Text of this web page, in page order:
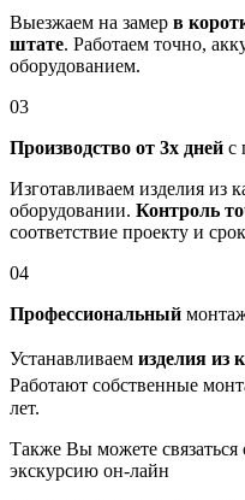
Выезжаем на замер в
штате. Работаем точно,
оборудованием.
03
Производство от 3х дней с
Изготавливаем изделия из
оборудовании. Контроль
соответствие проекту и
04
Профессиональный
Устанавливаем изделия из
Работают собственные
лет.
Также Вы можете
экскурсию он-лайн